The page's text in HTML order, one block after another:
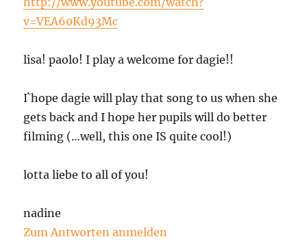
v=VEA60Kd93Mc
lisa! paolo! I play a welcome for dagie!!
I`hope dagie will play that song to us when she
gets back and I hope her pupils will do better
filming (…well, this one IS quite cool!)
lotta liebe to all of you!
nadine
Zum Antworten anmelden